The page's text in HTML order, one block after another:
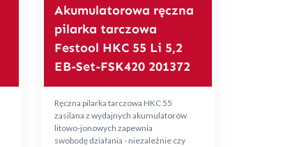
Akumulatorowa ręczna
pilarka tarczowa
Festool HKC 55 Li 5,2
EB-Set-FSK420 201372
Ręczna pilarka tarczowa HKC 55
zasilana z wydajnych akumulatorów
litowo-jonowych zapewnia
swobodę działania - niezależnie czy